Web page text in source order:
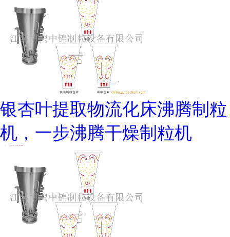
银杏叶提取物流化床沸腾制粒
机，一步沸腾干燥制粒机